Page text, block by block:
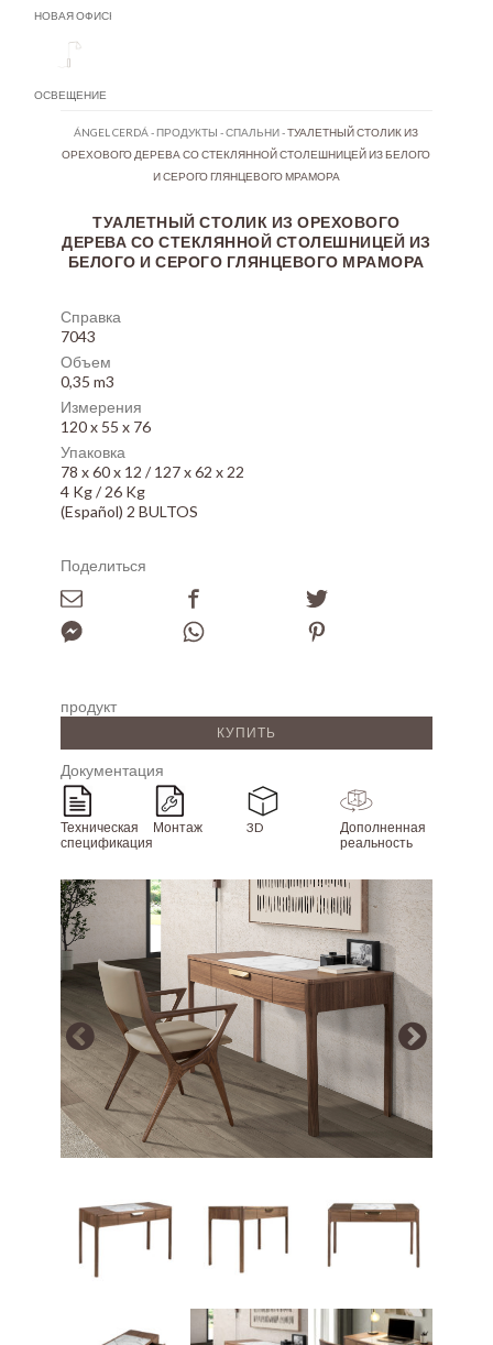
НОВАЯ ОФИСНАЯ МЕБЕЛЬ
ОСВЕЩЕНИЕ
ÁNGEL CERDÁ -ПРОДУКТЫ -СПАЛЬНИ-ТУАЛЕТНЫЙ СТОЛИК ИЗ
ОРЕХОВОГО ДЕРЕВА СО СТЕКЛЯННОЙ СТОЛЕШНИЦЕЙ ИЗ БЕЛОГО
И СЕРОГО ГЛЯНЦЕВОГО МРАМОРА
ТУАЛЕТНЫЙ СТОЛИК ИЗ ОРЕХОВОГО
ДЕРЕВА СО СТЕКЛЯННОЙ СТОЛЕШНИЦЕЙ ИЗ
БЕЛОГО И СЕРОГО ГЛЯНЦЕВОГО МРАМОРА
Справка
7043
Объем
0,35 m3
Измерения
120 x 55 x 76
Упаковка
78 x 60 x 12 / 127 x 62 x 22
4 Kg / 26 Kg
(Español) 2 BULTOS
Поделиться
продукт
КУПИТЬ
Документация
Техническая
спецификация
Монтаж 3D
Дополненная
реальность
Array